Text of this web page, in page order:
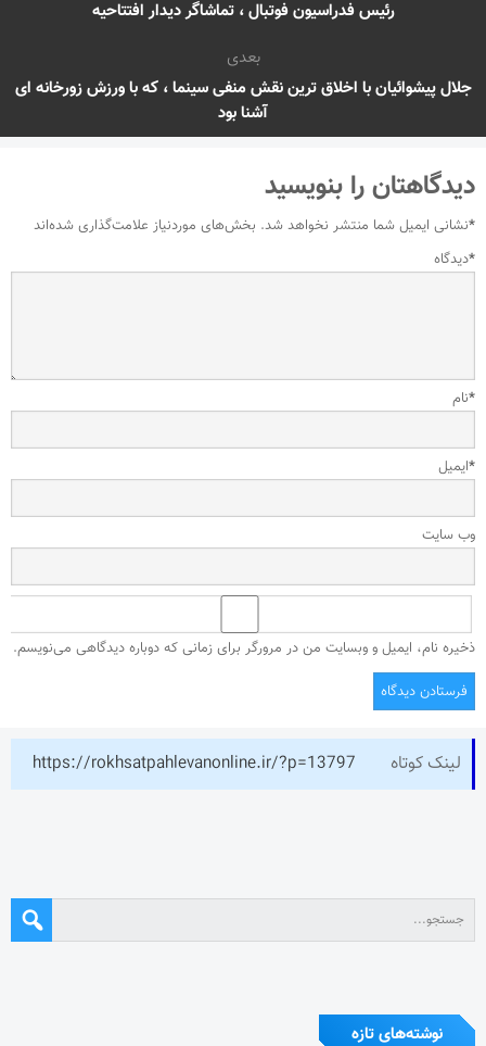
رئیس فدراسیون فوتبال ، تماشاگر دیدار افتتاحیه
بعدی
جلال پیشوائیان با اخلاق ترین نقش منفی سینما ، که با ورزش زورخانه ای
آشنا بود
دیدگاهتان را بنویسید
نشانی ایمیل شما منتشر نخواهد شد. بخش‌های موردنیاز علامت‌گذاری شده‌اند
*
دیدگاه*
نام*
ایمیل*
وب‌ سایت
ذخیره نام، ایمیل و وبسایت من در مرورگر برای زمانی که دوباره دیدگاهی می‌نویسم.
لینک کوتاه https://rokhsatpahlevanonline.ir/?p=13797
نوشته‌های تازه